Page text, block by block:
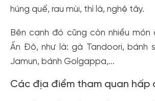
húng quế, rau mùi, thì là, nghệ tây.
Bên cạnh đó cũng còn nhiều
Ấn Độ, như là: gà Tandoori, bánh
Jamun, bánh Golgappa,...
Các địa điểm tham quan hấp